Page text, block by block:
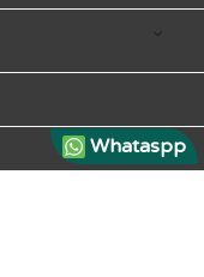

Whataspp